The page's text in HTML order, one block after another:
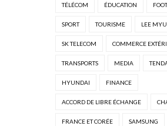
TÉLÉCOM ÉDUCATION
SPORT TOURISME LEE
SK TELECOM COMMERCE
TRANSPORTS MEDIA
HYUNDAI FINANCE
ACCORD DE LIBRE ÉCHANGE
FRANCE ET CORÉE SAMSUNG